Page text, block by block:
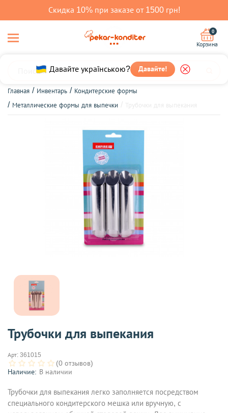
Скидка 10% при заказе от 1500 грн!
Давайте українською? Давайте!
0
Корзина
Главная Инвентарь
Кондитерские формы
Металлические формы для выпечки
Трубочки для выпекания
Арт: 361015
(0 отзывов)
Наличие: В наличии
Трубочки для выпекания легко заполняется посредством
специального кондитерского мешка или вручную, с